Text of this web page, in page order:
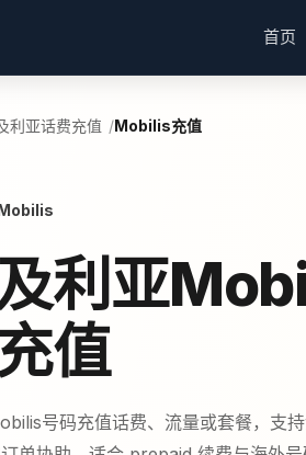
首页
利亚话费充值 Mobilis充值
Mobilis
利亚
值
号码充值话费、流量或套餐，支